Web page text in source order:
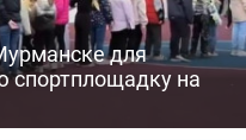
для
спортплощадку на